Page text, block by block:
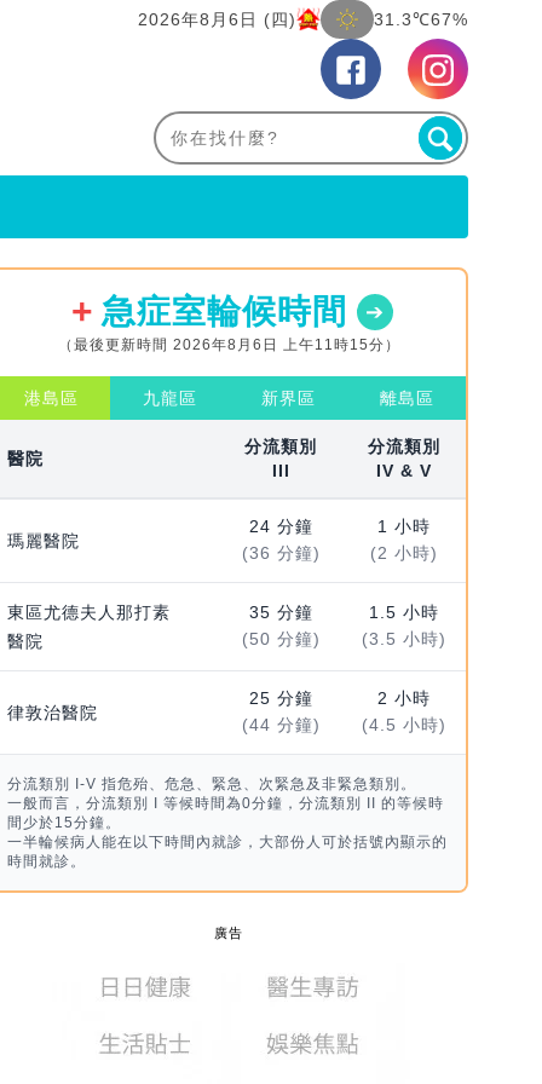
2026年8月6日 (四) 31.3℃67%
急症室輪候時間
（最後更新時間 2026年8月6日 上午11時15分）
港島區 九龍區 新界區 離島區
醫院
分流類別
III
分流類別
IV & V
瑪麗醫院
24 分鐘
(36 分鐘)
1 小時
(2 小時)
東區尤德夫人那打素
醫院
35 分鐘
(50 分鐘)
1.5 小時
(3.5 小時)
律敦治醫院
25 分鐘
(44 分鐘)
2 小時
(4.5 小時)
分流類別 I-V 指危殆、危急、緊急、次緊急及非緊急類別。
一般而言，分流類別 I 等候時間為0分鐘，分流類別 II 的等候時
間少於15分鐘。
一半輪候病人能在以下時間內就診，大部份人可於括號內顯示的
時間就診。
廣告